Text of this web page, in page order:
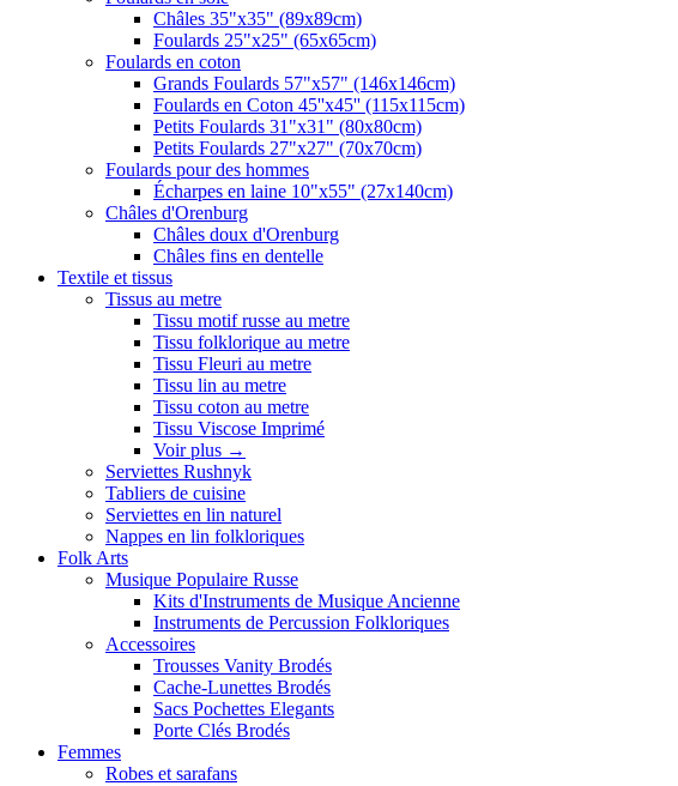
Châles 35"x35" (89x89cm)
Foulards 25"x25" (65x65cm)
Foulards en coton
Grands Foulards 57"x57" (146x146cm)
Foulards en Coton 45''x45'' (115x115cm)
Petits Foulards 31"x31" (80x80cm)
Petits Foulards 27"x27" (70x70cm)
Foulards pour des hommes
Écharpes en laine 10"x55" (27x140cm)
Châles d'Orenburg
Châles doux d'Orenburg
Châles fins en dentelle
Textile et tissus
Tissus au metre
Tissu motif russe au metre
Tissu folklorique au metre
Tissu Fleuri au metre
Tissu lin au metre
Tissu coton au metre
Tissu Viscose Imprimé
Voir plus →
Serviettes Rushnyk
Tabliers de cuisine
Serviettes en lin naturel
Nappes en lin folkloriques
Folk Arts
Musique Populaire Russe
Kits d'Instruments de Musique Ancienne
Instruments de Percussion Folkloriques
Accessoires
Trousses Vanity Brodés
Cache-Lunettes Brodés
Sacs Pochettes Elegants
Porte Clés Brodés
Femmes
Robes et sarafans